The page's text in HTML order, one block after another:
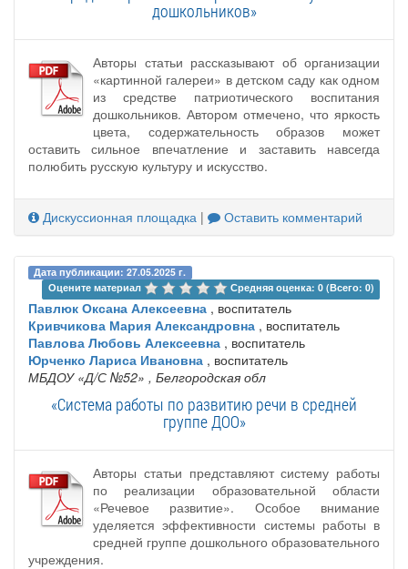
дошкольников»
Авторы статьи рассказывают об организации
«картинной галереи» в детском саду как одном
из средстве патриотического воспитания
дошкольников. Автором отмечено, что яркость
цвета, содержательность образов может
оставить сильное впечатление и заставить навсегда
полюбить русскую культуру и искусство.
Дискуссионная площадка | Оставить комментарий
Дата публикации: 27.05.2025 г.
Оцените материал
Средняя оценка: 0 (Всего: 0)
Павлюк Оксана Алексеевна , воспитатель
Кривчикова Мария Александровна , воспитатель
Павлова Любовь Алексеевна , воспитатель
Юрченко Лариса Ивановна , воспитатель
МБДОУ «Д/С №52» , Белгородская обл
«Система работы по развитию речи в средней
группе ДОО»
Авторы статьи представляют систему работы
по реализации образовательной области
«Речевое развитие». Особое внимание
уделяется эффективности системы работы в
средней группе дошкольного образовательного
учреждения.